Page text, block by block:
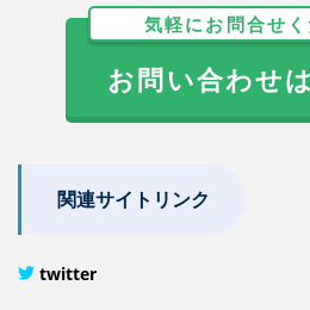
気軽にお問合せく
お問い合わせ
関連サイトリンク
twitter